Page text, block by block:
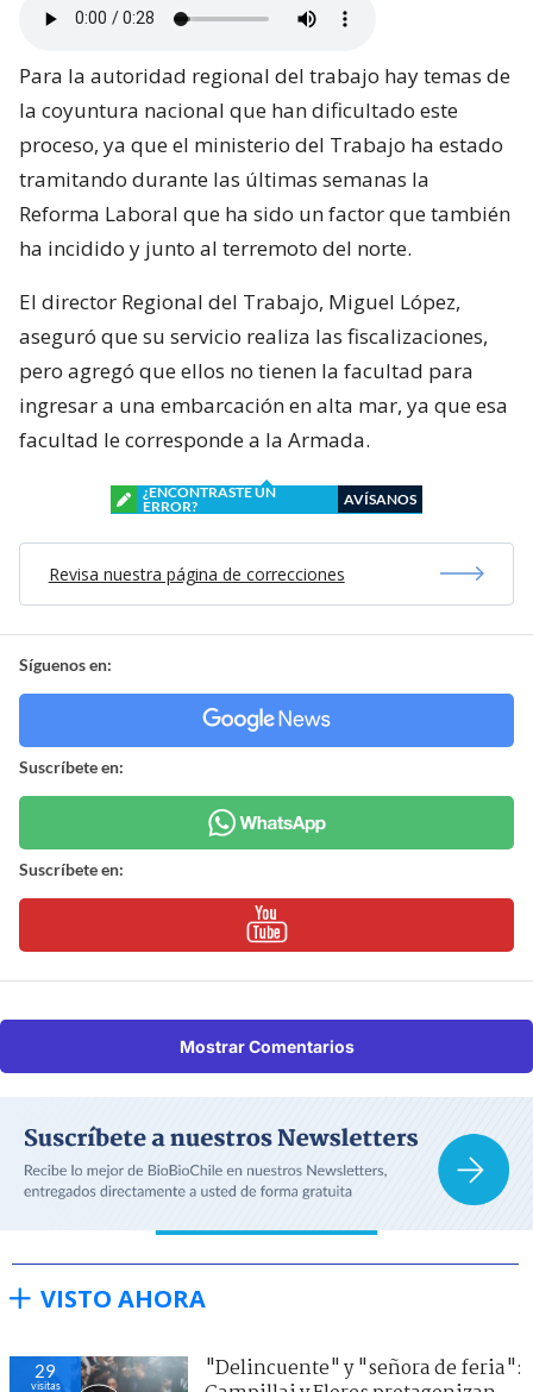
Para la autoridad regional del trabajo hay temas de
la coyuntura nacional que han dificultado este
proceso, ya que el ministerio del Trabajo ha estado
tramitando durante las últimas semanas la
Reforma Laboral que ha sido un factor que también
ha incidido y junto al terremoto del norte.
El director Regional del Trabajo, Miguel López,
aseguró que su servicio realiza las fiscalizaciones,
pero agregó que ellos no tienen la facultad para
ingresar a una embarcación en alta mar, ya que esa
facultad le corresponde a la Armada.
¿ENCONTRASTE UN
ERROR?
AVÍSANOS
Revisa nuestra página de correcciones
Síguenos en:
Suscríbete en:
Suscríbete en:
Mostrar Comentarios
VISTO AHORA
29
visitas
"Delincuente" y "señora de feria":